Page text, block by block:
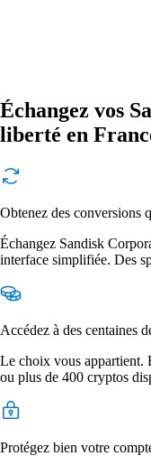
Échangez vos
liberté en
Obtenez des conversions
Échangez Sandisk
interface simplifiée. Des
Accédez à des centaines
Le choix vous appartient.
ou plus de 400 cryptos
Protégez bien votre